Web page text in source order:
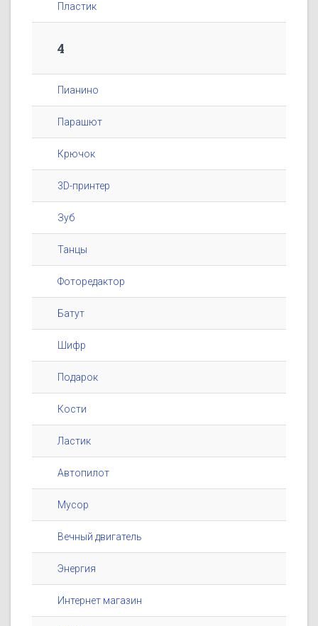
Пластик
4
Пианино
Парашют
Крючок
3D-принтер
Зуб
Танцы
Фоторедактор
Батут
Шифр
Подарок
Кости
Ластик
Автопилот
Мусор
Вечный двигатель
Энергия
Интернет магазин